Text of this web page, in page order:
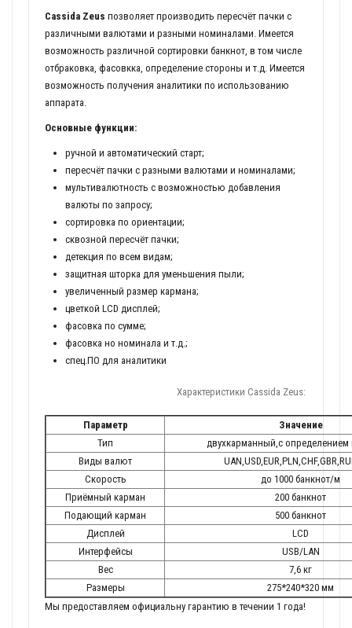
Cassida Zeus позволяет производить пересчёт пачки с
различными валютами и разными номиналами. Имеется
возможность различной сортировки банкнот, в том числе
отбраковка, фасовкка, определение стороны и т.д. Имеется
возможность получения аналитики по использованию
аппарата.
Основные функции:
ручной и автоматический старт;
пересчёт пачки с разными валютами и номиналами;
мультивалютность с возможностью добавления
валюты по запросу;
сортировка по ориентации;
сквозной пересчёт пачки;
детекция по всем видам;
защитная шторка для уменьшения пыли;
увеличенный размер кармана;
цветкой LCD дисплей;
фасовка по сумме;
фасовка но номинала и т.д.;
спец.ПО для аналитики
Характеристики Cassida Zeus:
Параметр
Значение
Тип
двухкарманный,с
Виды валют
Скорость
до 1000 банкнот/м
Приёмный карман
200 банкнот
Подающий карман
500 банкнот
Дисплей
LCD
Интерфейсы
USB/LAN
Вес
7,6 кг
Размеры
275*240*320 мм
Мы предоставляем официальну гарантию в течении 1 года!